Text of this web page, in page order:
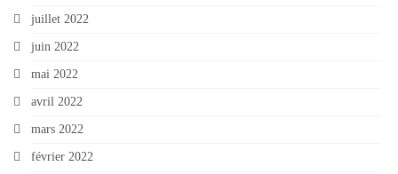
juillet 2022
juin 2022
mai 2022
avril 2022
mars 2022
février 2022